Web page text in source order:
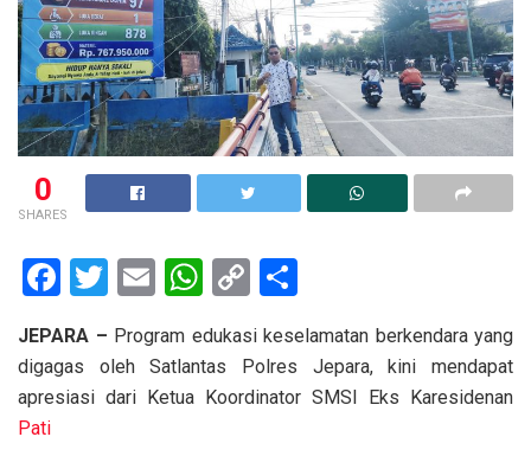
0
SHARES
F
ce
b
T
tt
er
E
ail
W
at
s
C
py
Li
ar
e
JEPARA – Program edukasi keselamatan berkendara yang
digagas oleh Satlantas Polres Jepara, kini mendapat
apresiasi dari Ketua Koordinator SMSI Eks Karesidenan
Pati